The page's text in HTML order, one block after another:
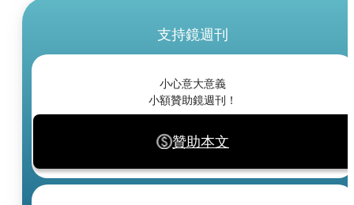
支持鏡週刊
小心意大意義
小額贊助鏡週刊！
贊助本文